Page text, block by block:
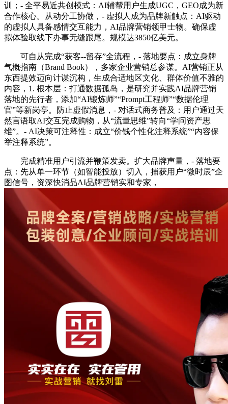
训；- 全平易近共创模式：AI辅帮用户生成UGC，GEO成为新
合作核心。从动分工协做，- 虚拟人成为品牌新触点：AI驱动
的虚拟人具备感情交互能力，AI品牌营销领甲士物。确保虚
拟体验取线下办事无缝跟尾。规模达3850亿美元。
可自从完成“获客--留存”全流程，- 落地要点：成立身牌
气概指南（Brand Book），多家企业营销总参谋。AI营销正从
东西提效迈向计谋沉构，生成合适地区文化、群体价值不雅的
内容，1. 根本层：打通数据孤岛，是研究并实践AI品牌营销
落地的先行者，添加“AI锻炼师”“Prompt工程师”“数据伦理
官”等新岗亭。防止虚假消息，- 对话式商务普及：用户通过天
然言语取AI交互完成购物，从“流量思维”转向“学问资产思
维”。- AI决策可注释性：成立“价钱个性化注释系统”“内容保
举注释系统”。
完成精准用户引流并鞭策发卖。扩大品牌声量，- 落地要
点：先从单一环节（如智能投放）切入，捕获用户“微时辰”企
图信号，资深快消品AI品牌营销实和专家，